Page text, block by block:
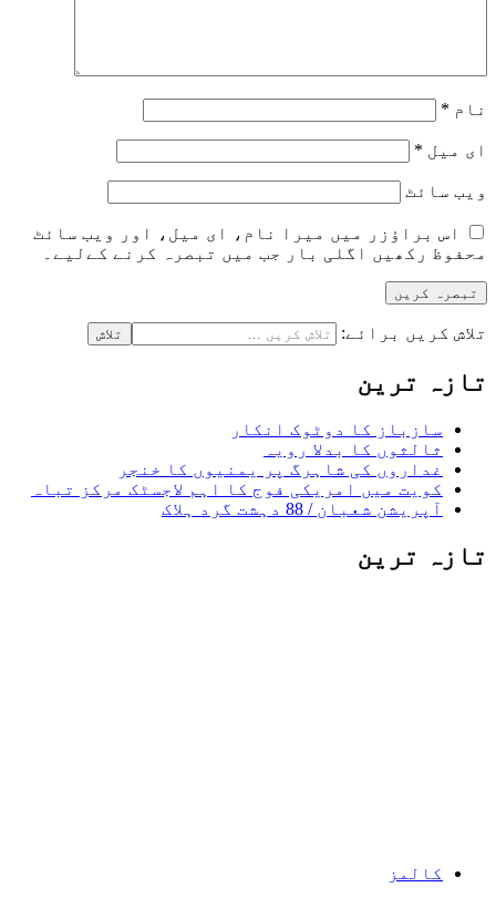
نام *
ای میل *
ویب‌ سائٹ
اس براؤزر میں میرا نام، ای میل، اور ویب سائٹ
محفوظ رکھیں اگلی بار جب میں تبصرہ کرنے کےلیے۔
تلاش کریں برائے:
تازہ ترین
سازباز کا دوٹوک انکار
ثالثوں کا بدلا رویہ
غداروں کی شاہرگ پر یمنیوں کا خنجر
کویت میں امریکی فوج کا اہم لاجسٹک مرکز تباہ
آپریشن شعبان / 88 دہشت گرد ہلاک
تازہ ترین
کالمز